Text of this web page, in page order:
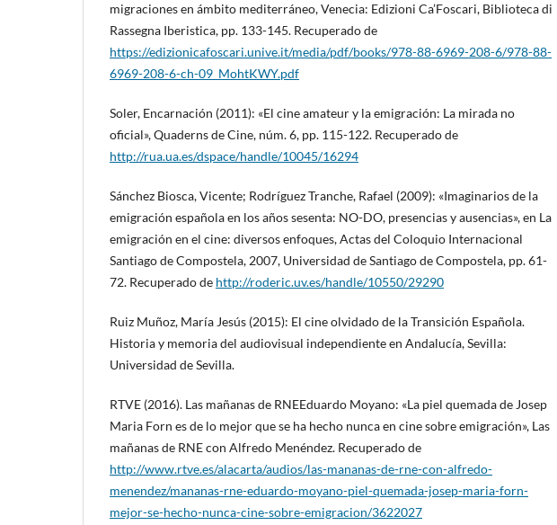
migraciones en ámbito mediterráneo, Venecia: Edizioni Ca’Foscari, Biblioteca di
Rassegna Iberistica, pp. 133-145. Recuperado de
https://edizionicafoscari.unive.it/media/pdf/books/978-88-6969-208-6/978-88-
6969-208-6-ch-09_MohtKWY.pdf
Soler, Encarnación (2011): «El cine amateur y la emigración: La mirada no
oficial», Quaderns de Cine, núm. 6, pp. 115-122. Recuperado de
http://rua.ua.es/dspace/handle/10045/16294
Sánchez Biosca, Vicente; Rodríguez Tranche, Rafael (2009): «Imaginarios de la
emigración española en los años sesenta: NO-DO, presencias y ausencias», en La
emigración en el cine: diversos enfoques, Actas del Coloquio Internacional
Santiago de Compostela, 2007, Universidad de Santiago de Compostela, pp. 61-
72. Recuperado de http://roderic.uv.es/handle/10550/29290
Ruiz Muñoz, María Jesús (2015): El cine olvidado de la Transición Española.
Historia y memoria del audiovisual independiente en Andalucía, Sevilla:
Universidad de Sevilla.
RTVE (2016). Las mañanas de RNEEduardo Moyano: «La piel quemada de Josep
Maria Forn es de lo mejor que se ha hecho nunca en cine sobre emigración», Las
mañanas de RNE con Alfredo Menéndez. Recuperado de
http://www.rtve.es/alacarta/audios/las-mananas-de-rne-con-alfredo-
menendez/mananas-rne-eduardo-moyano-piel-quemada-josep-maria-forn-
mejor-se-hecho-nunca-cine-sobre-emigracion/3622027